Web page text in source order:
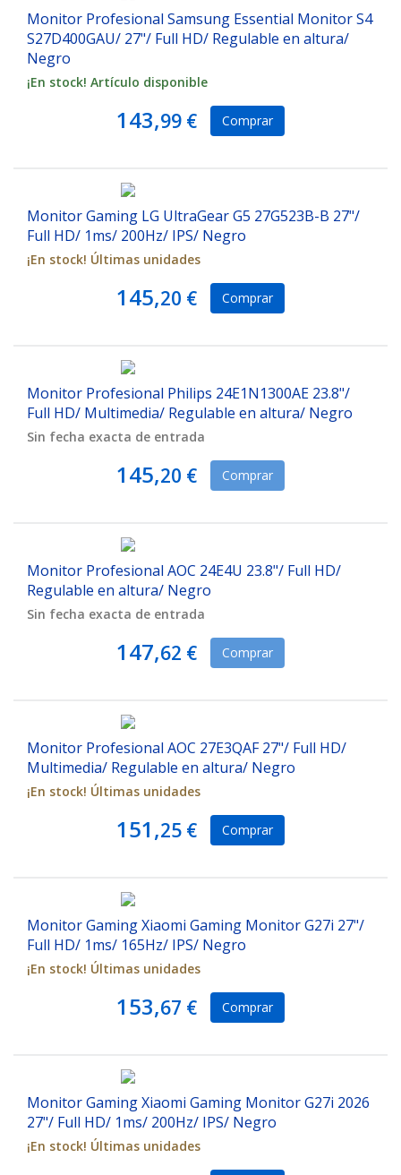
Monitor Profesional Samsung Essential Monitor S4
S27D400GAU/ 27"/ Full HD/ Regulable en altura/
Negro
¡En stock! Artículo disponible
143,99 € Comprar
Monitor Gaming LG UltraGear G5 27G523B-B 27"/
Full HD/ 1ms/ 200Hz/ IPS/ Negro
¡En stock! Últimas unidades
145,20 € Comprar
Monitor Profesional Philips 24E1N1300AE 23.8"/
Full HD/ Multimedia/ Regulable en altura/ Negro
Sin fecha exacta de entrada
145,20 € Comprar
Monitor Profesional AOC 24E4U 23.8"/ Full HD/
Regulable en altura/ Negro
Sin fecha exacta de entrada
147,62 € Comprar
Monitor Profesional AOC 27E3QAF 27"/ Full HD/
Multimedia/ Regulable en altura/ Negro
¡En stock! Últimas unidades
151,25 € Comprar
Monitor Gaming Xiaomi Gaming Monitor G27i 27"/
Full HD/ 1ms/ 165Hz/ IPS/ Negro
¡En stock! Últimas unidades
153,67 € Comprar
Monitor Gaming Xiaomi Gaming Monitor G27i 2026
27"/ Full HD/ 1ms/ 200Hz/ IPS/ Negro
¡En stock! Últimas unidades